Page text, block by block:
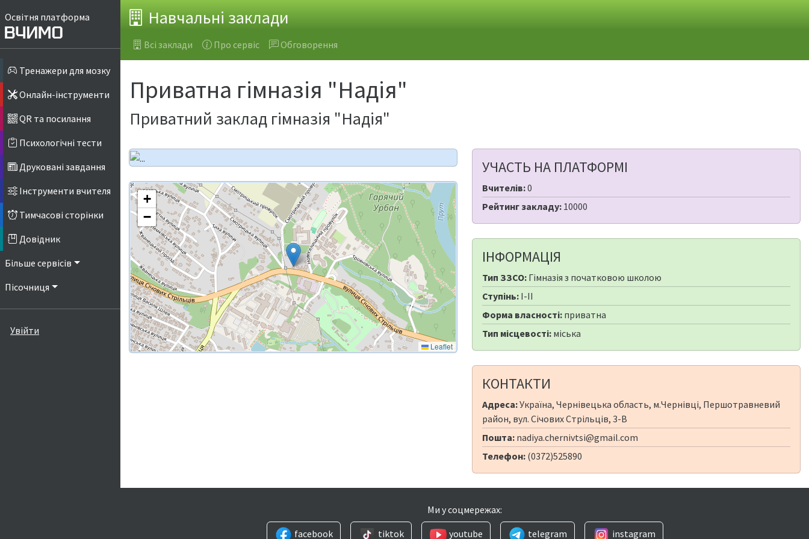
Освітня платформа
Тренажери для мозку
Онлайн-інструменти
QR та посилання
Психологічні тести
Друковані завдання
Інструменти вчителя
Тимчасові сторінки
Довідник
Більше сервісів
Пісочниця
Увійти
Навчальні заклади
Всі заклади Про сервіс Обговорення
Приватна гімназія "Надія"
Приватний заклад гімназія "Надія"
+
−
Leaflet
УЧАСТЬ НА ПЛАТФОРМІ
Вчителів:0
Рейтинг закладу: 10000
ІНФОРМАЦІЯ
Тип ЗЗСО: Гімназія з початковою школою
Ступінь: I-II
Форма власності: приватна
Тип місцевості: міська
КОНТАКТИ
Адреса:Україна, Чернівецька область, м.Чернівці, Першотравневий
район, вул. Січових Стрільців, 3-В
Пошта: nadiya.chernivtsi@gmail.com
Телефон: (0372)525890
Ми у соцмережах:
facebook
tiktok youtube telegram instagram